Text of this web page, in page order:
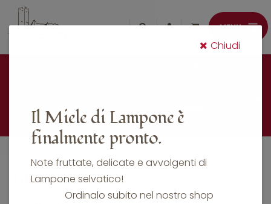
belfort
Infusi e tisane
Chiudi
Il Miele di Lampone è
finalmente pronto.
Note fruttate, delicate e avvolgenti di
Lampone selvatico!
Ordinalo subito nel nostro shop